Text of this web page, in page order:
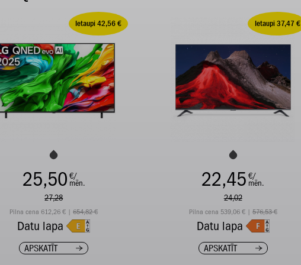
Ietaupi 42,56 €
25,50 €/
mēn.
27,28
Pilna cena 612,26 € |654,82 €
Datu lapa
APSKATĪT
Ietaupi 37,47 €
22,45 €/
mēn.
24,02
Pilna cena 539,06 € | 576,53 €
Datu lapa
APSKATĪT